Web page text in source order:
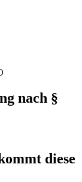
nach §
diese